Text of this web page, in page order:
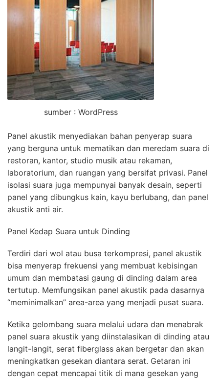
sumber : WordPress
Panel akustik menyediakan bahan penyerap suara
yang berguna untuk mematikan dan meredam suara di
restoran, kantor, studio musik atau rekaman,
laboratorium, dan ruangan yang bersifat privasi. Panel
isolasi suara juga mempunyai banyak desain, seperti
panel yang dibungkus kain, kayu berlubang, dan panel
akustik anti air.
Panel Kedap Suara untuk Dinding
Terdiri dari wol atau busa terkompresi, panel akustik
bisa menyerap frekuensi yang membuat kebisingan
umum dan membatasi gaung di dinding dalam area
tertutup. Memfungsikan panel akustik pada dasarnya
“meminimalkan” area-area yang menjadi pusat suara.
Ketika gelombang suara melalui udara dan menabrak
panel suara akustik yang diinstalasikan di dinding atau
langit-langit, serat fiberglass akan bergetar dan akan
meningkatkan gesekan diantara serat. Getaran ini
dengan cepat mencapai titik di mana gesekan yang